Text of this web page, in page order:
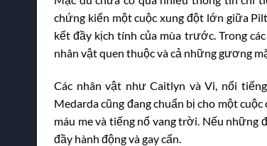
chứng kiến một cuộc xung đột lớn giữa
kết đầy kịch tính của mùa trước. Trong
nhân vật quen thuộc và cả những gương
Các nhân vật như Caitlyn và Vi, nổi
Medarda cũng đang chuẩn bị cho một
máu me và tiếng nổ vang trời. Nếu những
đầy hành động và gay cấn.